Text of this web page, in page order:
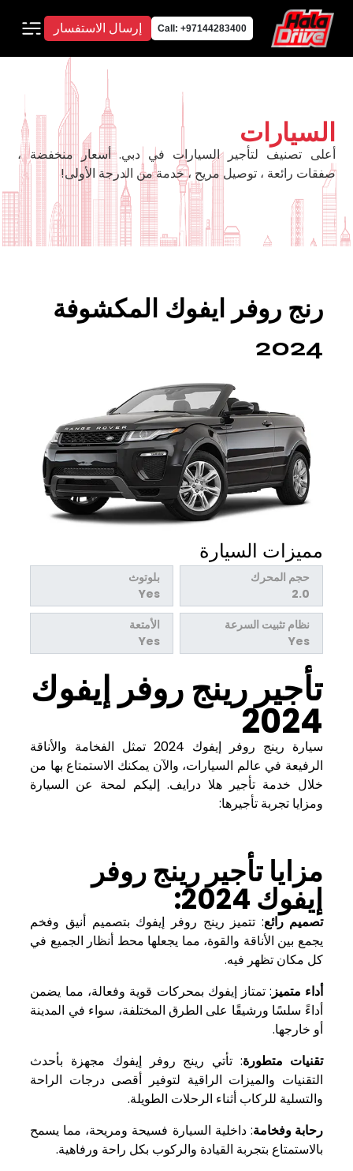
Call: +97144283400 إرسال الاستفسار
السيارات
أعلى تصنيف لتأجير السيارات في دبي. أسعار منخفضة ،
صفقات رائعة ، توصيل مريح ، خدمة من الدرجة الأولى!
رنج روفر ايفوك المكشوفة
2024
مميزات السيارة
حجم المحرك
2.0
بلوتوث
Yes
نظام تثبيت السرعة
Yes
الأمتعة
Yes
تأجير رينج روفر إيفوك
2024
سيارة رينج روفر إيفوك 2024 تمثل الفخامة والأناقة
الرفيعة في عالم السيارات، والآن يمكنك الاستمتاع بها من
خلال خدمة تأجير هلا درايف. إليكم لمحة عن السيارة
ومزايا تجربة تأجيرها:
مزايا تأجير رينج روفر
إيفوك 2024:
تصميم رائع: تتميز رينج روفر إيفوك بتصميم أنيق وفخم
يجمع بين الأناقة والقوة، مما يجعلها محط أنظار الجميع في
كل مكان تظهر فيه.
أداء متميز: تمتاز إيفوك بمحركات قوية وفعالة، مما يضمن
أداءً سلسًا ورشيقًا على الطرق المختلفة، سواء في المدينة
أو خارجها.
تقنيات متطورة: تأتي رينج روفر إيفوك مجهزة بأحدث
التقنيات والميزات الراقية لتوفير أقصى درجات الراحة
والتسلية للركاب أثناء الرحلات الطويلة.
رحابة وفخامة: داخلية السيارة فسيحة ومريحة، مما يسمح
بالاستمتاع بتجربة القيادة والركوب بكل راحة ورفاهية.